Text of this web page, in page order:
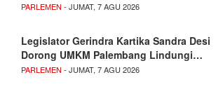
PARLEMEN - JUMAT, 7 AGU 2026
Legislator Gerindra Kartika Sandra Desi
Dorong UMKM Palembang Lindungi…
PARLEMEN - JUMAT, 7 AGU 2026